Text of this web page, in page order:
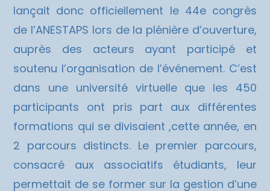
lançait donc officiellement le 44e congrès
de l’ANESTAPS lors de la plénière d’ouverture,
auprès des acteurs ayant participé et
soutenu l’organisation de l’événement. C’est
dans une université virtuelle que les 450
participants ont pris part aux différentes
formations qui se divisaient ,cette année, en
2 parcours distincts. Le premier parcours,
consacré aux associatifs étudiants, leur
permettait de se former sur la gestion d’une